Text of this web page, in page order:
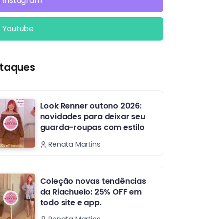
Youtube
Look Renner outono 2026:
novidades para deixar seu
guarda-roupas com estilo
Renata Martins
Coleção novas tendências
da Riachuelo: 25% OFF em
todo site e app.